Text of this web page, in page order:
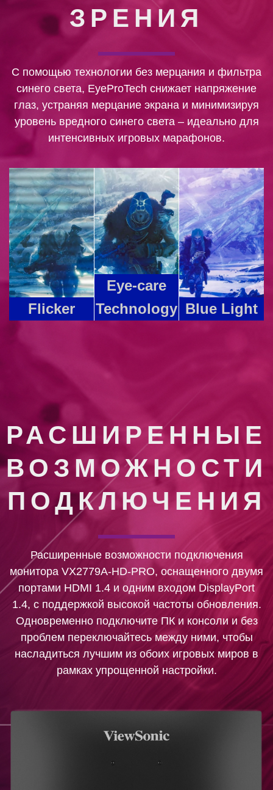
ЗРЕНИЯ
С помощью технологии без мерцания и фильтра
синего света, EyeProTech снижает напряжение
глаз, устраняя мерцание экрана и минимизируя
уровень вредного синего света – идеально для
интенсивных игровых марафонов.
Flicker
Eye-care
Technology Blue Light
РАСШИРЕННЫЕ
ВОЗМОЖНОСТИ
ПОДКЛЮЧЕНИЯ
Расширенные возможности подключения
монитора VX2779A-HD-PRO, оснащенного двумя
портами HDMI 1.4 и одним входом DisplayPort
1.4, с поддержкой высокой частоты обновления.
Одновременно подключите ПК и консоли и без
проблем переключайтесь между ними, чтобы
насладиться лучшим из обоих игровых миров в
рамках упрощенной настройки.